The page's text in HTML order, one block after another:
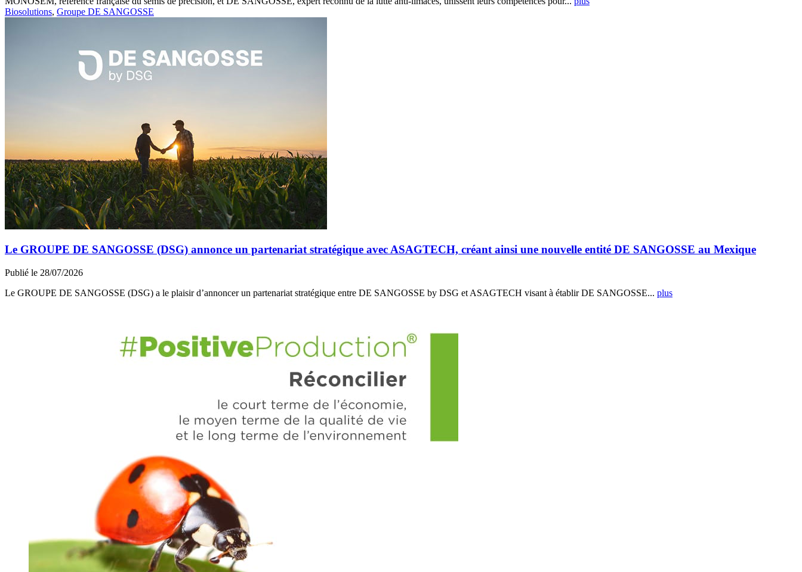
Biosolutions, Groupe DE SANGOSSE
Le GROUPE DE SANGOSSE (DSG) annonce un partenariat stratégique avec ASAGTECH, créant ainsi une nouvelle entité DE SANGOSSE au Mexique
Publié le 28/07/2026
Le GROUPE DE SANGOSSE (DSG) a le plaisir d’annoncer un partenariat stratégique entre DE SANGOSSE by DSG et ASAGTECH visant à établir DE SANGOSSE... plus